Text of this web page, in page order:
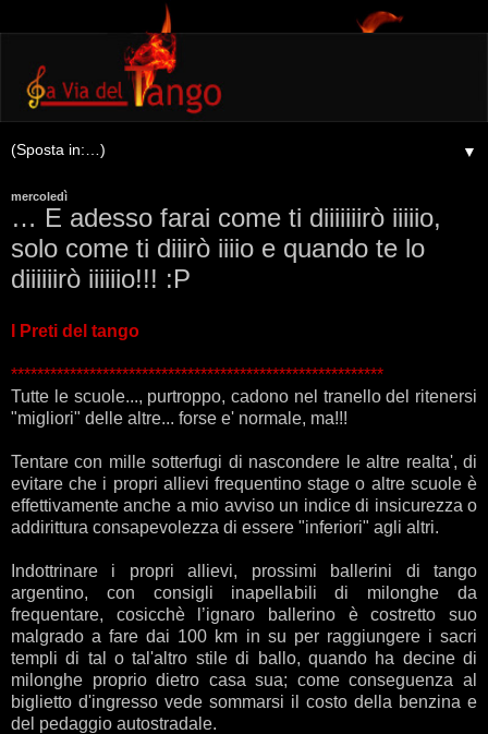
▼
mercoledì
… E adesso farai come ti diiiiiiirò iiiiio,
solo come ti diiirò iiiio e quando te lo
diiiiiirò iiiiiio!!! :P
I Preti del tango
*********************************************************
Tutte le scuole..., purtroppo, cadono nel tranello del ritenersi
"migliori" delle altre... forse e' normale, ma!!!
Tentare con mille sotterfugi di nascondere le altre realta', di
evitare che i propri allievi frequentino stage o altre scuole è
effettivamente anche a mio avviso un indice di insicurezza o
addirittura consapevolezza di essere "inferiori" agli altri.
Indottrinare i propri allievi, prossimi ballerini di tango
argentino, con consigli inapellabili di milonghe da
frequentare, cosicchè l’ignaro ballerino è costretto suo
malgrado a fare dai 100 km in su per raggiungere i sacri
templi di tal o tal'altro stile di ballo, quando ha decine di
milonghe proprio dietro casa sua; come conseguenza al
biglietto d'ingresso vede sommarsi il costo della benzina e
del pedaggio autostradale.